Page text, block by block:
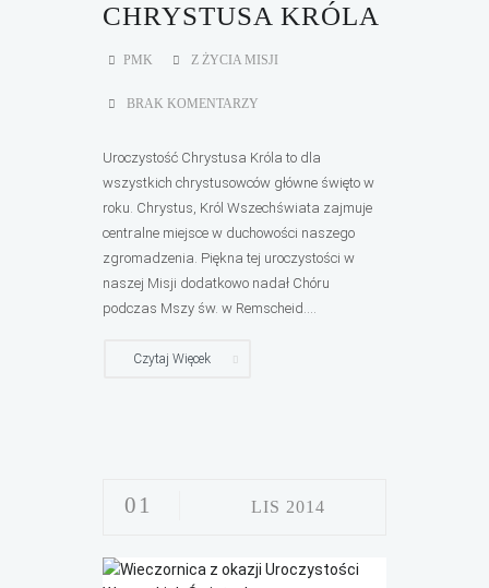
CHRYSTUSA KRÓLA
PMK Z ŻYCIA MISJI
BRAK KOMENTARZY
Uroczystość Chrystusa Króla to dla
wszystkich chrystusowców główne święto w
roku. Chrystus, Król Wszechświata zajmuje
centralne miejsce w duchowości naszego
zgromadzenia. Piękna tej uroczystości w
naszej Misji dodatkowo nadał Chóru
podczas Mszy św. w Remscheid....
Czytaj Więcek
01 LIS 2014